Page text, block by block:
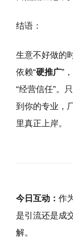
结语：
生意不好做的
依赖“硬推广”
“经营信任”。
到你的专业，
里真正上岸。
今日互动： 作
是引流还是成
解。